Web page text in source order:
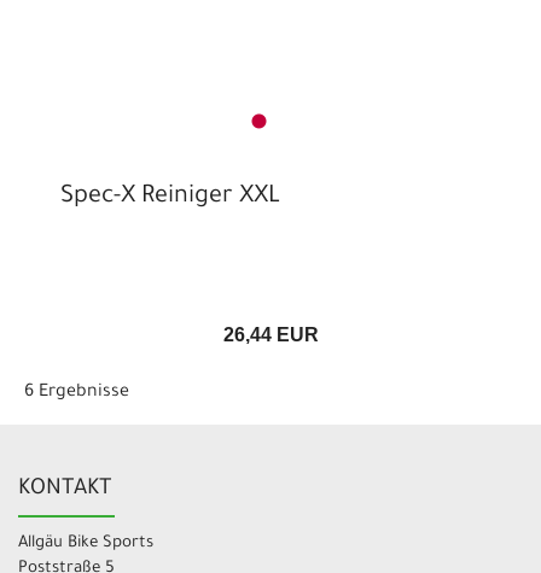
Spec-X Reiniger XXL
26,44 EUR
6 Ergebnisse
KONTAKT
Allgäu Bike Sports
Poststraße 5